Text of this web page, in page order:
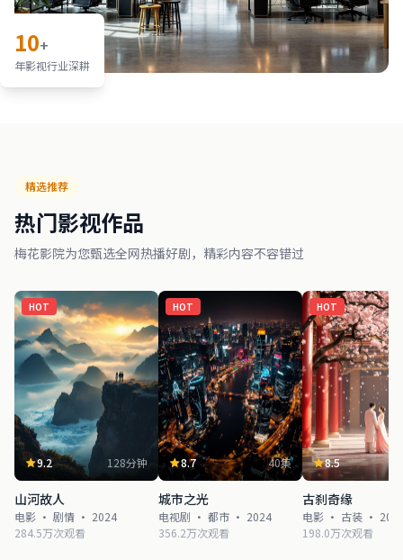
10+
年影视行业深耕
精选推荐
热门影视作品
梅花影院为您甄选全网热播好剧，精彩内容不容错过
HOT
9.2 128分钟
山河故人
电影 · 剧情 · 2024
284.5万次观看
HOT
8.7 40集
城市之光
电视剧 · 都市 · 2024
356.2万次观看
HOT
8.5
古刹奇缘
电影 · 古装 ·
198.0万次观看